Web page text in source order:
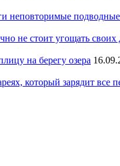
неповторимые
не стоит угощать
на берегу озера
который зарядит все